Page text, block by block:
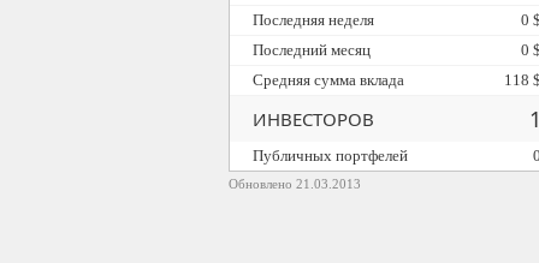
Обновлено 21.03.2013
Последняя неделя
0 $
Последний месяц
0 $
Средняя сумма вклада
118 $
ИНВЕСТОРОВ 1
Публичных портфелей 0